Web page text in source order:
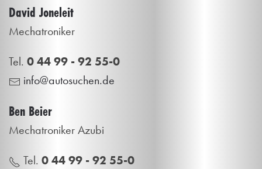
David Joneleit
Mechatroniker
Tel. 0 44 99 - 92 55-0
info@autosuchen.de
Ben Beier
Mechatroniker Azubi
Tel. 0 44 99 - 92 55-0